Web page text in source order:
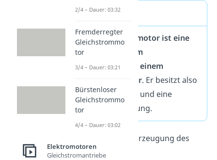
Merke
DerDoppelschlussmotor ist eine
Mischung aus einem
Reihenschluss- und einem
Nebenschlussmotor. Er besitzt also
eine Reihenschluss- und eine
Nebenschlusswicklung.
Sie tragen beide zur Erzeugung des
Erregerfelds bei.
2/4 – Dauer: 03:32
Fremderregter
Gleichstrommo
tor
3/4 – Dauer: 03:21
Bürstenloser
Gleichstrommo
tor
4/4 – Dauer: 03:02
Elektromotoren
Gleichstromantriebe